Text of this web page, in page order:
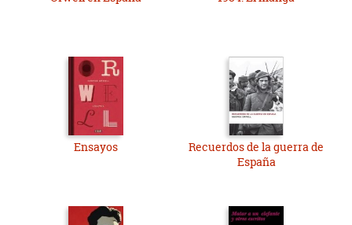
Ensayos
Recuerdos de la guerra de
España